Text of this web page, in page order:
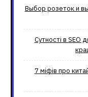
Выбор розеток и
Сутності в SEO
7 міфів про